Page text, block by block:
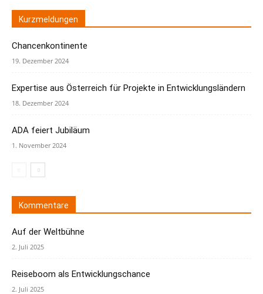
Kurzmeldungen
Chancenkontinente
19. Dezember 2024
Expertise aus Österreich für Projekte in Entwicklungsländern
18. Dezember 2024
ADA feiert Jubiläum
1. November 2024
Kommentare
Auf der Weltbühne
2. Juli 2025
Reiseboom als Entwicklungschance
2. Juli 2025